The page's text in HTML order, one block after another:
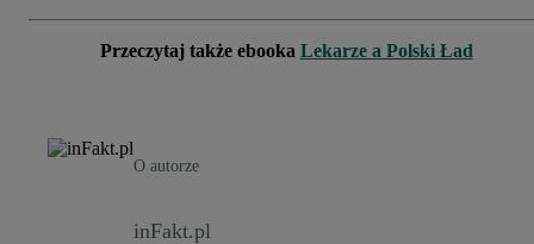
Przeczytaj także ebooka Lekarze a Polski Ład
O autorze
inFakt.pl